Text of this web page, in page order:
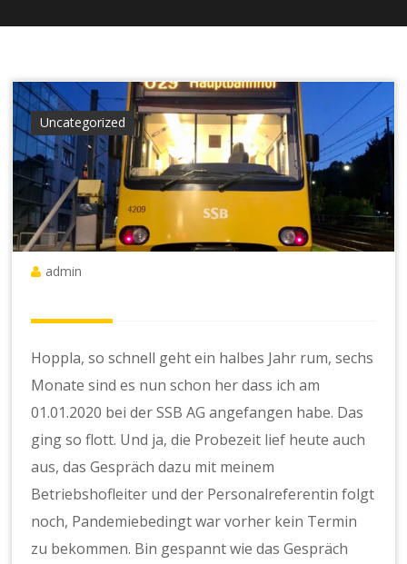
Uncategorized
admin
Hoppla, so schnell geht ein halbes Jahr rum, sechs
Monate sind es nun schon her dass ich am
01.01.2020 bei der SSB AG angefangen habe. Das
ging so flott. Und ja, die Probezeit lief heute auch
aus, das Gespräch dazu mit meinem
Betriebshofleiter und der Personalreferentin folgt
noch, Pandemiebedingt war vorher kein Termin
zu bekommen. Bin gespannt wie das Gespräch